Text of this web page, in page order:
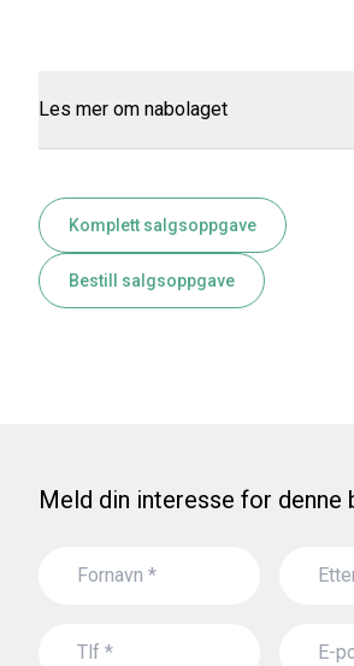
Les mer om nabolaget
Komplett salgsoppgave
Bestill salgsoppgave
Meld din interesse for denne